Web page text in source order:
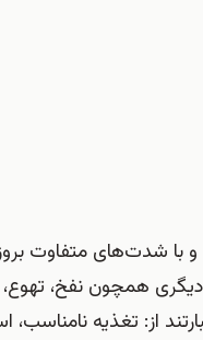
با شدت‌های متفاوت
همچون نفخ، تهوع،
از: تغذیه نامناسب،